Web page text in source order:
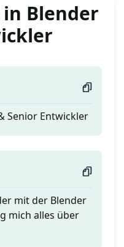
Blender
Senior Entwickler
mit der Blender
mich alles über